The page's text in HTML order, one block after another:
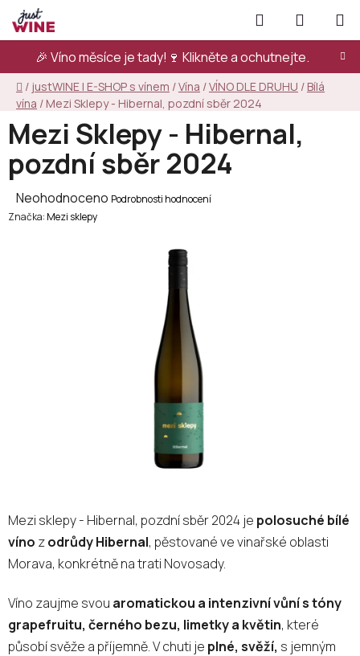
Přejít
na
obsah
🎉 Víno měsíce je tady!🍷 Klikněte a ochutnejte.
Hledat
KOŠÍK
Domů
/ justWINE | E-SHOP s vínem /Vína /VÍNO DLE DRUHU / Bílá
vína / Mezi Sklepy - Hibernal, pozdní sběr 2024
Mezi sklepy - Hibernal, pozdní sběr 2024 je polosuché bílé
víno zodrůdy Hibernal, pěstované ve vinařské oblasti
Morava, konkrétně na trati Novosady.
Víno zaujme svou aromatickou a intenzivní vůní s tóny
grapefruitu, černého bezu, limetky a květin, které
působí svěže a příjemně. V chuti je plné, svěží, s jemným
Mezi Sklepy - Hibernal,
pozdní sběr 2024
Průměrné
hodnocení
Neohodnoceno Podrobnosti hodnocení
Značka: Mezi sklepy